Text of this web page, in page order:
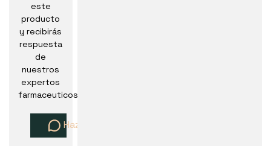
este
producto
y recibirás
respuesta
de
nuestros
expertos
farmaceuticos
Haz una pregunta